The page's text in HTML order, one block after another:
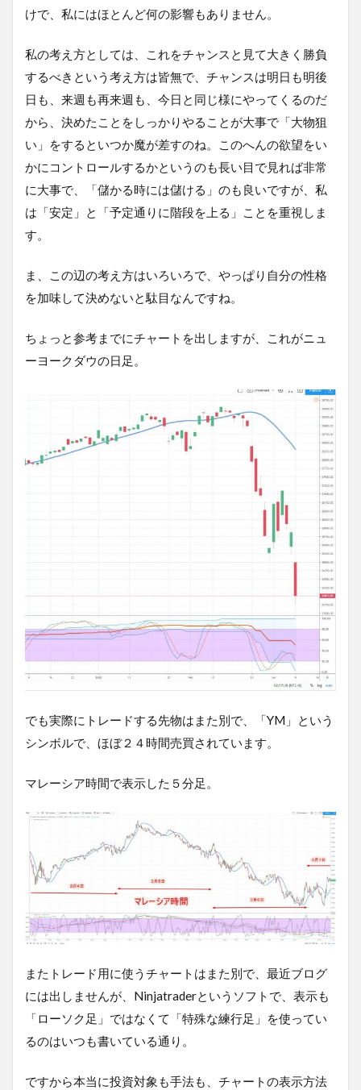
けで、私にはほとんど何の影響もありません。
私の考え方としては、これをチャンスと見て大きく勝負
するべきという考え方は皆無で、チャンスは明日も明後
日も、来週も再来週も、今日と同じ様にやってくるのだ
から、決めたことをしっかりやることが大事で「大物狙
い」をするといつか魔が差すのね。このへんの欲望をい
かにコントロールするかというのも長い目で見れば非常
に大事で、「儲かる時には儲ける」のも良いですが、私
は「安定」と「予定通りに階段を上る」ことを重視しま
す。
ま、この辺の考え方はいろいろで、やっぱり自分の性格
を加味して決めないと駄目なんですね。
ちょっと参考までにチャートを出しますが、これがニュ
ーヨークダウの日足。
でも実際にトレードする先物はまた別で、「YM」という
シンボルで、ほぼ２４時間売買されています。
マレーシア時間で表示した５分足。
またトレード用に使うチャートはまた別で、最近ブログ
には出しませんが、Ninjatraderというソフトで、表示も
「ローソク足」ではなくて「特殊な練行足」を使ってい
るのはいつも書いている通り。
ですから本当に投資対象も手法も、チャートの表示方法